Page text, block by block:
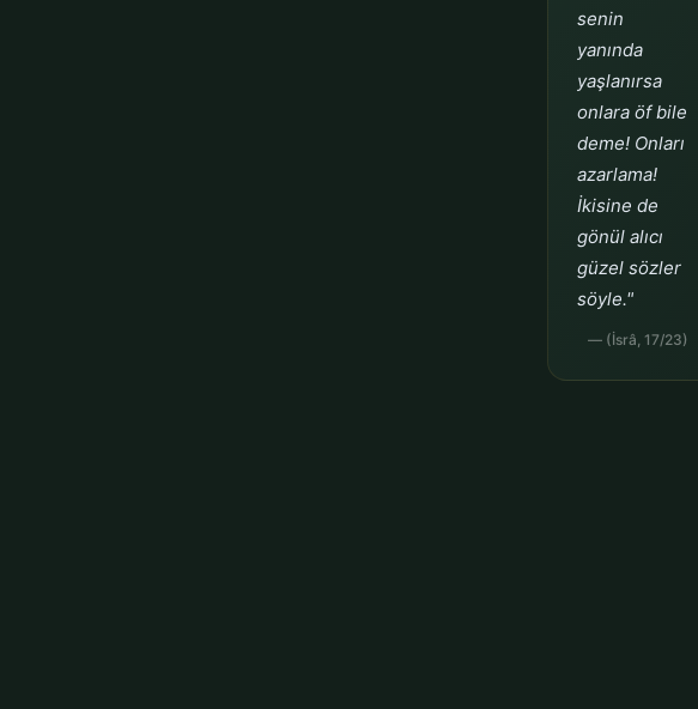
senin
yanında
yaşlanırsa
onlara öf bile
deme! Onları
azarlama!
İkisine de
gönül alıcı
güzel sözler
söyle."
— (İsrâ, 17/23)